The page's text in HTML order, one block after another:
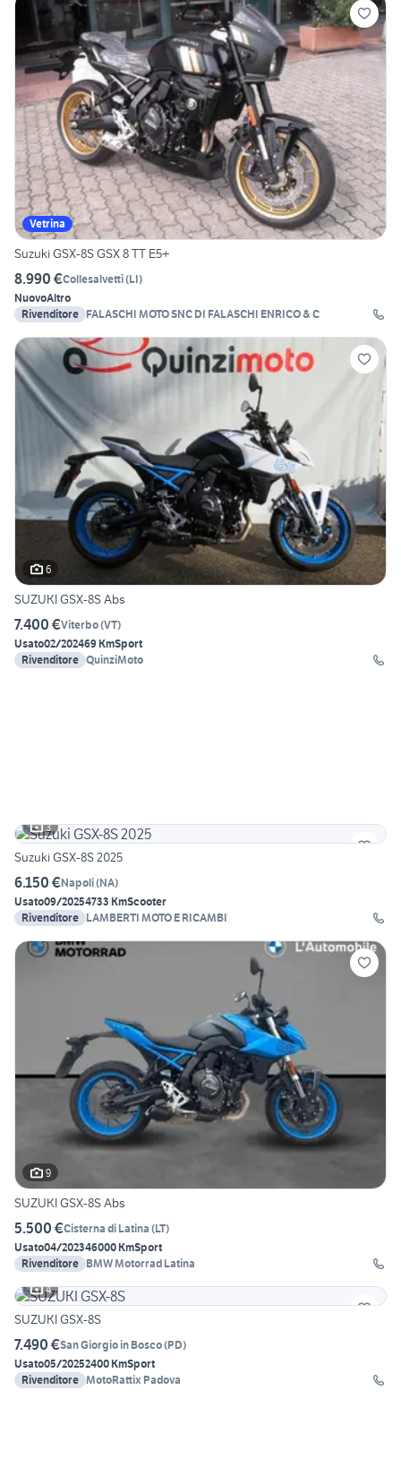
Vetrina
Suzuki GSX-8S GSX 8 TT E5+
8.990 €Collesalvetti(LI)
NuovoAltro
Rivenditore FALASCHI MOTO SNC DI FALASCHI ENRICO & C
6
SUZUKI GSX-8S Abs
7.400 €Viterbo(VT)
Usato02/202469 KmSport
Rivenditore QuinziMoto
3
Suzuki GSX-8S 2025
6.150 €Napoli(NA)
Usato09/20254733 KmScooter
Rivenditore LAMBERTI MOTO E RICAMBI
9
SUZUKI GSX-8S Abs
5.500 €Cisterna di Latina (LT)
Usato04/202346000 KmSport
Rivenditore BMW Motorrad Latina
4
SUZUKI GSX-8S
7.490 €San Giorgio in Bosco(PD)
Usato05/20252400 KmSport
Rivenditore MotoRattix Padova